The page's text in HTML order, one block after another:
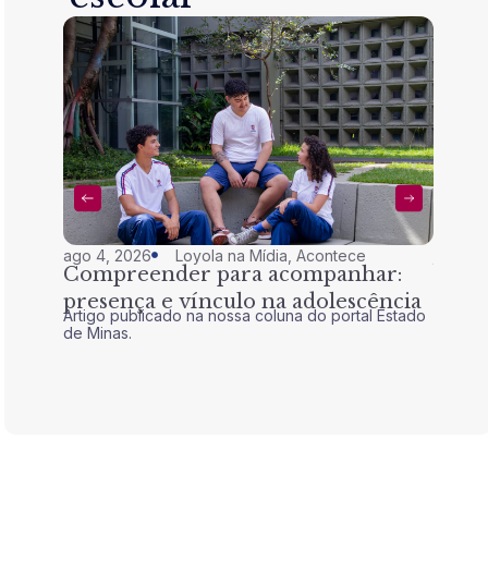
ago 4, 2026 Loyola na Mídia ,Acontece
Compreender para acompanhar:
presença e vínculo na adolescência
Artigo publicado na nossa coluna do portal Estado
de Minas.